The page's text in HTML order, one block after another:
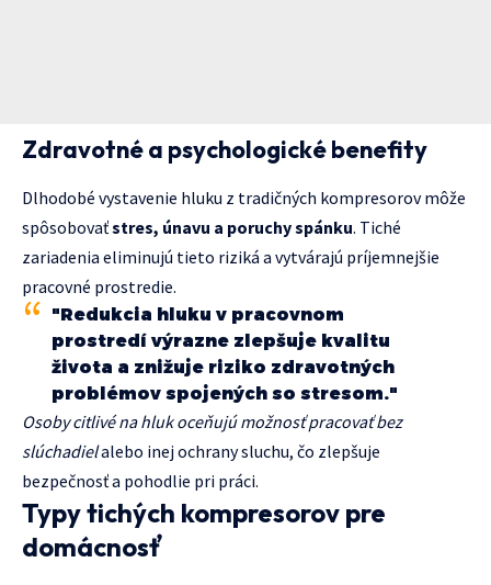
Zdravotné a psychologické benefity
Dlhodobé vystavenie hluku z tradičných kompresorov môže
spôsobovaťstres, únavu a poruchy spánku. Tiché
zariadenia eliminujú tieto riziká a vytvárajú príjemnejšie
pracovné prostredie.
"Redukcia hluku v pracovnom
prostredí výrazne zlepšuje kvalitu
života a znižuje riziko zdravotných
problémov spojených so stresom."
Osoby citlivé na hluk oceňujú možnosť pracovať bez
slúchadielalebo inej ochrany sluchu, čo zlepšuje
bezpečnosť a pohodlie pri práci.
Typy tichých kompresorov pre
domácnosť